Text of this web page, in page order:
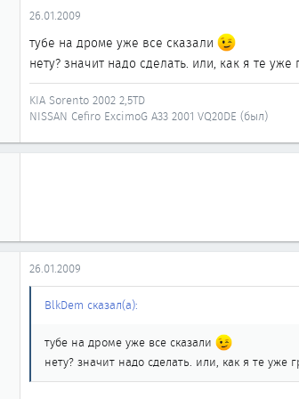
0
26.01.2009
тубе на дроме уже все сказали
нету? значит надо сделать. или, как я те
KIA Sorento 2002 2,5TD
NISSAN Cefiro ExcimoG A33 2001 VQ20DE (был)
26.01.2009
BlkDem сказал(а):
тубе на дроме уже все сказали
нету? значит надо сделать. или, как я те уже